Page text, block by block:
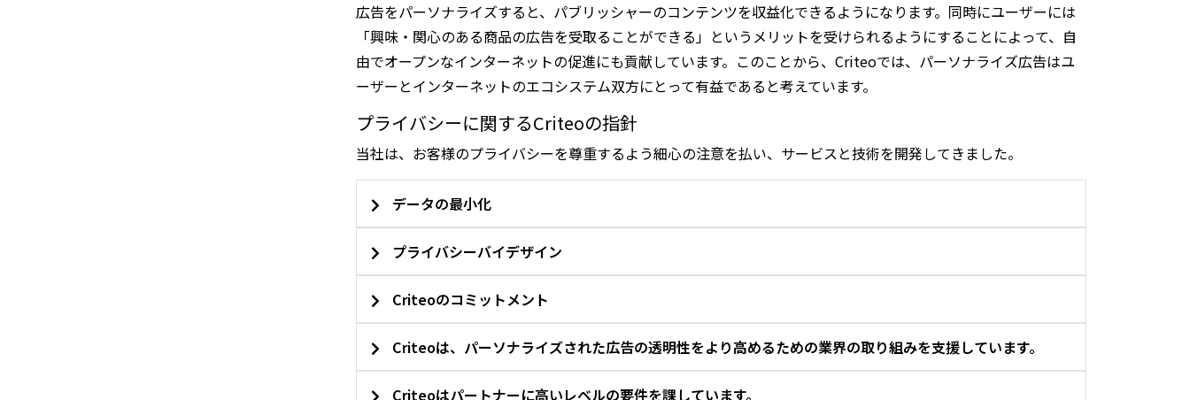
Criteoが行う決定の例：www.example-publisher.comで利用可能な広告スペースを購入し、次の商品に関す
る広告を表示します：
商品
のユーザーは、最近のセッション中に関心を示したため。
商品
。Criteo ID123を持つユーザーは、最近のセッション中に商品
を持つ可能性が高いから。
商品C。人気のある商品のため。
お客様がCriteoサービスを無効にした場合、当社はパーソナライズした広告をお客様に表示しません。
一方で、広告スペースは、パーソナライズされた広告またはパーソナライズされていない広告を表示す
るために別の企業によって購入される場合があります。Criteoサービスを無効化したい場合、こちらを
広告をパーソナライズすると、パブリッシャーのコンテンツを収益化できるようになります。同時にユーザーには
「興味・関心のある商品の広告を受取ることができる」というメリットを受けられるようにすることによって、自
由でオープンなインターネットの促進にも貢献しています。このことから、Criteoでは、パーソナライズ広告はユ
ーザーとインターネットのエコシステム双方にとって有益であると考えています。
プライバシーに関するCriteoの指針
当社は、お客様のプライバシーを尊重するよう細心の注意を払い、サービスと技術を開発してきました。
データの最小化
プライバシーバイデザイン
Criteoのコミットメント
お客様の氏名、住所、プレーンテキストの電子メールアドレスなど、当社がお客様を直接特定すること
Criteoは、パーソナライズされた広告の透明性をより高めるための業界の取り組みを支援しています。
Criteoはパートナーに高いレベルの要件を課しています。